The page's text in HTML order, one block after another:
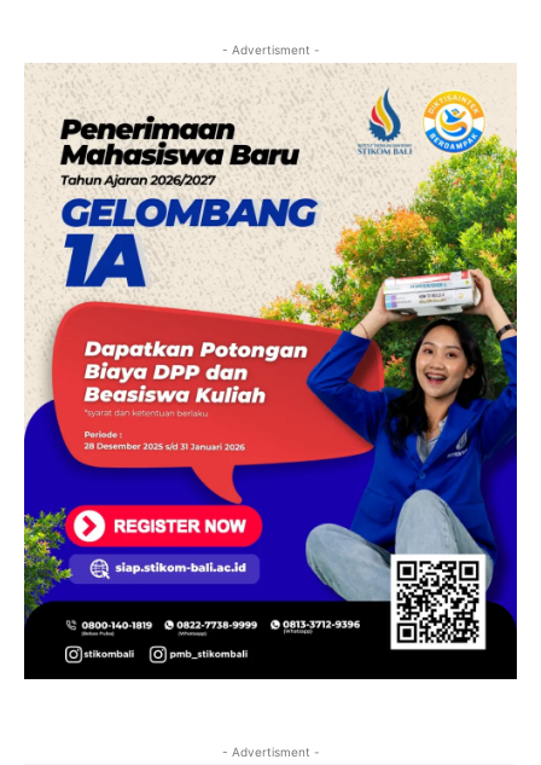
- Advertisment -
- Advertisment -